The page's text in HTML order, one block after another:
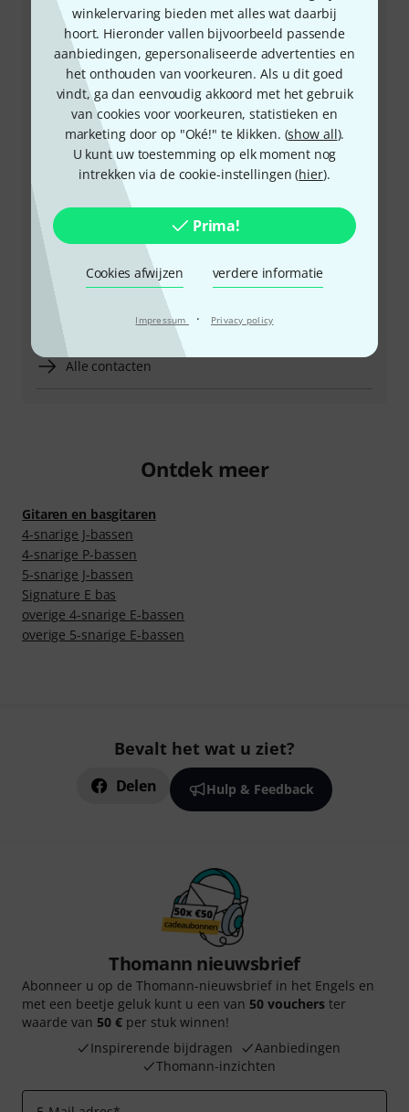
winkelervaring bieden met alles wat daarbij
hoort. Hieronder vallen bijvoorbeeld passende
aanbiedingen, gepersonaliseerde advertenties en
het onthouden van voorkeuren. Als u dit goed
vindt, ga dan eenvoudig akkoord met het gebruik
van cookies voor voorkeuren, statistieken en
marketing door op "Oké!" te klikken. (show all).
U kunt uw toestemming op elk moment nog
intrekken via de cookie-instellingen (hier).
Prima!
Cookies afwijzen verdere informatie
Impressum · Privacy policy
+49-9546-9223-643
Onze klantenservice helpt u graag bij al uw vragen of
problemen.
Houd uw klantnummer bij de hand
Openingstijden (CEST - Midden-
Europese zomertijd)
Regel dat we u terugbellen
Meer manieren om contact met ons op te nemen
Product terugsturen
Alle contacten
Ontdek meer
Gitaren en basgitaren
4-snarige J-bassen
4-snarige P-bassen
5-snarige J-bassen
Signature E bas
overige 4-snarige E-bassen
overige 5-snarige E-bassen
Bevalt het wat u ziet?
Delen Hulp & Feedback
Thomann nieuwsbrief
Abonneer u op de Thomann-nieuwsbrief in het Engels en
met een beetje geluk kunt u een van 50 vouchers ter
waarde van 50 € per stuk winnen!
Inspirerende bijdragen
Aanbiedingen
Thomann-inzichten